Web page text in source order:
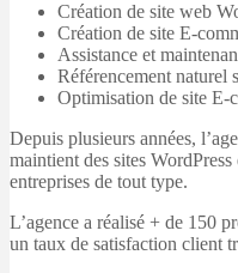
Création de site web
Création de site E-
Assistance et
Référencement naturel
Optimisation de site E-
Depuis plusieurs années,
maintient des sites
entreprises de tout type.
L’agence a réalisé + de 150
un taux de satisfaction client